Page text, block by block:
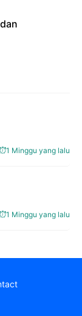
1 Minggu yang lalu
1 Minggu yang lalu